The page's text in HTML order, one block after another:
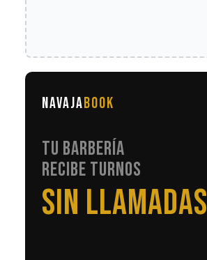
NAVAJABOOK
TU BARBERÍA
RECIBE TURNOS
EN AUTOMÁTICO